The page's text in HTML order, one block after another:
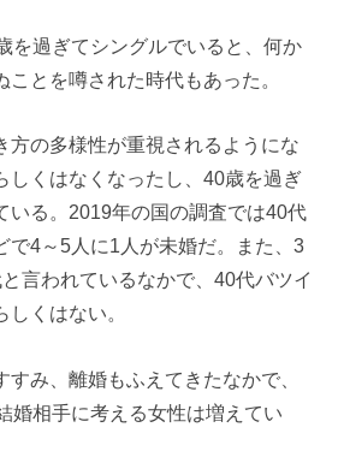
を過ぎてシングルでいると、何か
とを噂された時代もあった。
方の多様性が重視されるようにな
しくはなくなったし、40歳を過ぎ
いる。2019年の国の調査では40代
で4～5人に1人が未婚だ。また、3
言われているなかで、40代バツイ
くはない。
み、離婚もふえてきたなかで、
婚相手に考える女性は増えてい